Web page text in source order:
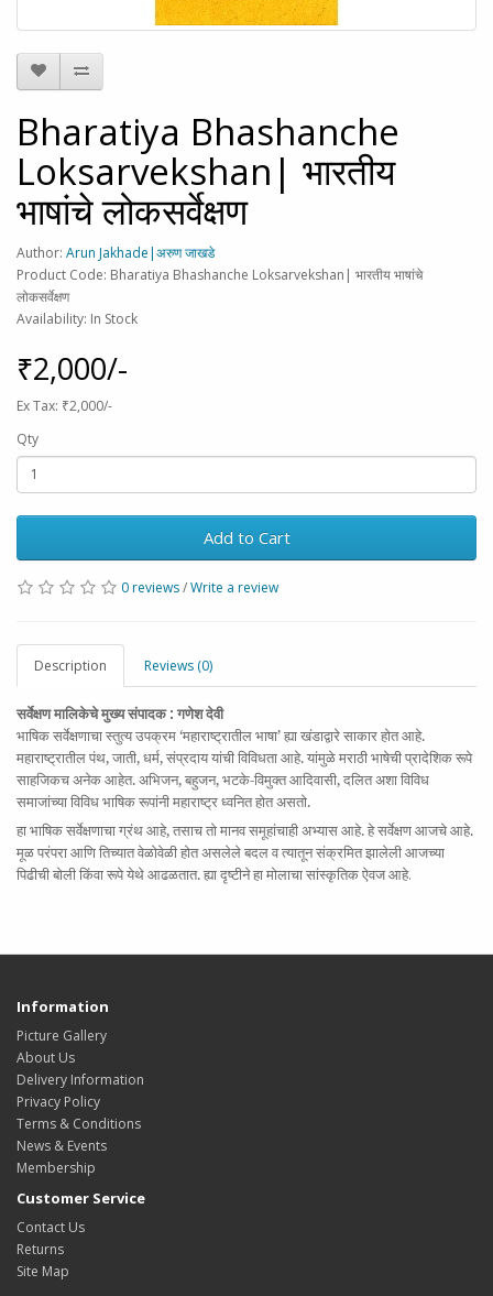
Bharatiya Bhashanche
Loksarvekshan| भारतीय
भाषांचे लोकसर्वेक्षण
Author: Arun Jakhade|अरुण जाखडे
Product Code: Bharatiya Bhashanche Loksarvekshan| भारतीय भाषांचे
लोकसर्वेक्षण
Availability: In Stock
₹2,000/-
Ex Tax: ₹2,000/-
Qty
Add to Cart
0 reviews/Write a review
Description Reviews (0)
सर्वेक्षण मालिकेचे मुख्य संपादक : गणेश देवी
भाषिक सर्वेक्षणाचा स्तुत्य उपक्रम ‘महाराष्ट्रातील भाषा’ ह्या खंडाद्वारे साकार होत आहे.
महाराष्ट्रातील पंथ, जाती, धर्म, संप्रदाय यांची विविधता आहे. यांमुळे मराठी भाषेची प्रादेशिक रूपे
साहजिकच अनेक आहेत. अभिजन, बहुजन, भटके-विमुक्त आदिवासी, दलित अशा विविध
समाजांच्या विविध भाषिक रूपांनी महाराष्ट्र ध्वनित होत असतो.
हा भाषिक सर्वेक्षणाचा ग्रंथ आहे, तसाच तो मानव समूहांचाही अभ्यास आहे. हे सर्वेक्षण आजचे आहे.
मूळ परंपरा आणि तिच्यात वेळोवेळी होत असलेले बदल व त्यातून संक्रमित झालेली आजच्या
पिढीची बोली किंवा रूपे येथे आढळतात. ह्या दृष्टीने हा मोलाचा सांस्कृतिक ऐवज आहे.
Information
Picture Gallery
About Us
Delivery Information
Privacy Policy
Terms & Conditions
News & Events
Membership
Customer Service
Contact Us
Returns
Site Map